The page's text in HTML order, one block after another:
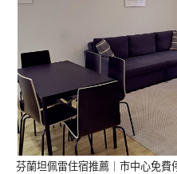
芬蘭坦佩雷住宿推薦｜市中心免